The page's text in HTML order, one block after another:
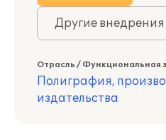
Другие
Отрасль / Функциональная
Полиграфия,
издательства